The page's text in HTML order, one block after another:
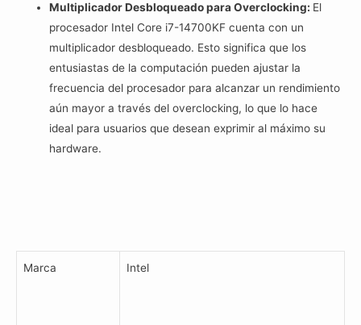
Multiplicador Desbloqueado para Overclocking: El
procesador Intel Core i7-14700KF cuenta con un
multiplicador desbloqueado. Esto significa que los
entusiastas de la computación pueden ajustar la
frecuencia del procesador para alcanzar un rendimiento
aún mayor a través del overclocking, lo que lo hace
ideal para usuarios que desean exprimir al máximo su
hardware.
Marca Intel